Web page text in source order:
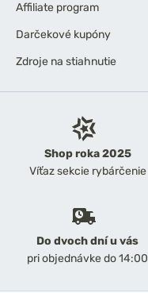
Shop roka 2025
Víťaz sekcie rybárčenie
Do dvoch dní u vás
pri objednávke do 14:00
Affiliate program
Darčekové kupóny
Zdroje na stiahnutie